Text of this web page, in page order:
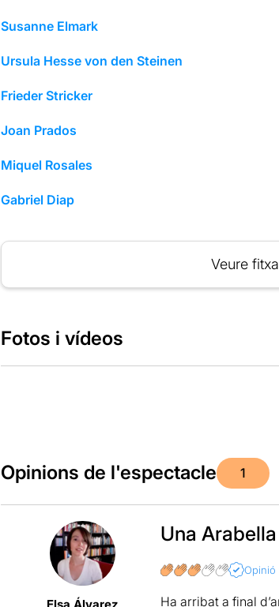
Susanne Elmark
Ursula Hesse von den Steinen
Frieder Stricker
Joan Prados
Miquel Rosales
Gabriel Diap
Veure
Fotos i vídeos
Opinions de l'espectacle 1
Una
Opinió
Ha arribat a final